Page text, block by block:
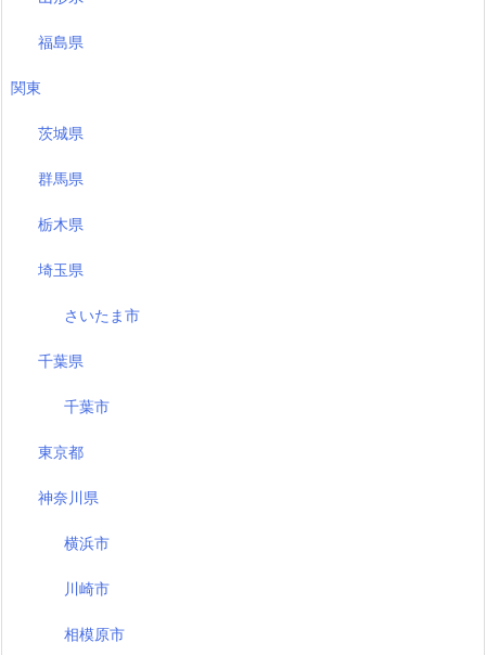
福島県
関東
茨城県
群馬県
栃木県
埼玉県
さいたま市
千葉県
千葉市
東京都
神奈川県
横浜市
川崎市
相模原市